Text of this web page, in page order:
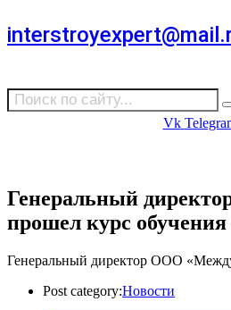
Vk
Генеральный
прошел курс
Генеральный директор ООО
Post category:Новости